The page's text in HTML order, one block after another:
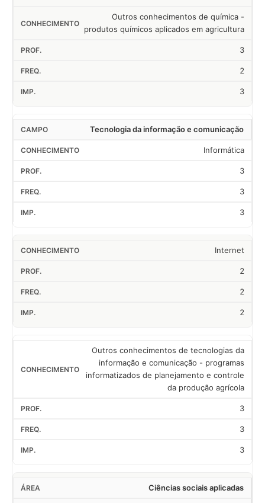
Outros conhecimentos de química -
produtos químicos aplicados em agricultura
3
2
3
Tecnologia da informação e comunicação
Informática
3
3
3
Internet
2
2
2
Outros conhecimentos de tecnologias da
informação e comunicação - programas
informatizados de planejamento e controle
da produção agrícola
3
3
3
Ciências sociais aplicadas